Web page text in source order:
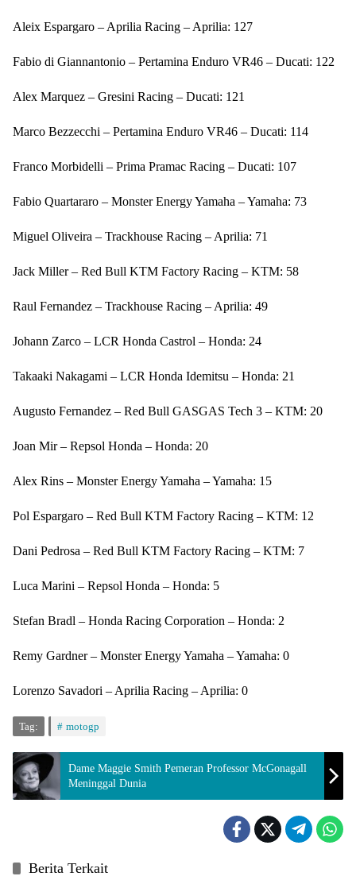
Aleix Espargaro – Aprilia Racing – Aprilia: 127
Fabio di Giannantonio – Pertamina Enduro VR46 – Ducati: 122
Alex Marquez – Gresini Racing – Ducati: 121
Marco Bezzecchi – Pertamina Enduro VR46 – Ducati: 114
Franco Morbidelli – Prima Pramac Racing – Ducati: 107
Fabio Quartararo – Monster Energy Yamaha – Yamaha: 73
Miguel Oliveira – Trackhouse Racing – Aprilia: 71
Jack Miller – Red Bull KTM Factory Racing – KTM: 58
Raul Fernandez – Trackhouse Racing – Aprilia: 49
Johann Zarco – LCR Honda Castrol – Honda: 24
Takaaki Nakagami – LCR Honda Idemitsu – Honda: 21
Augusto Fernandez – Red Bull GASGAS Tech 3 – KTM: 20
Joan Mir – Repsol Honda – Honda: 20
Alex Rins – Monster Energy Yamaha – Yamaha: 15
Pol Espargaro – Red Bull KTM Factory Racing – KTM: 12
Dani Pedrosa – Red Bull KTM Factory Racing – KTM: 7
Luca Marini – Repsol Honda – Honda: 5
Stefan Bradl – Honda Racing Corporation – Honda: 2
Remy Gardner – Monster Energy Yamaha – Yamaha: 0
Lorenzo Savadori – Aprilia Racing – Aprilia: 0
Tag: motogp
Dame Maggie Smith Pemeran Professor McGonagall
Meninggal Dunia
Berita Terkait